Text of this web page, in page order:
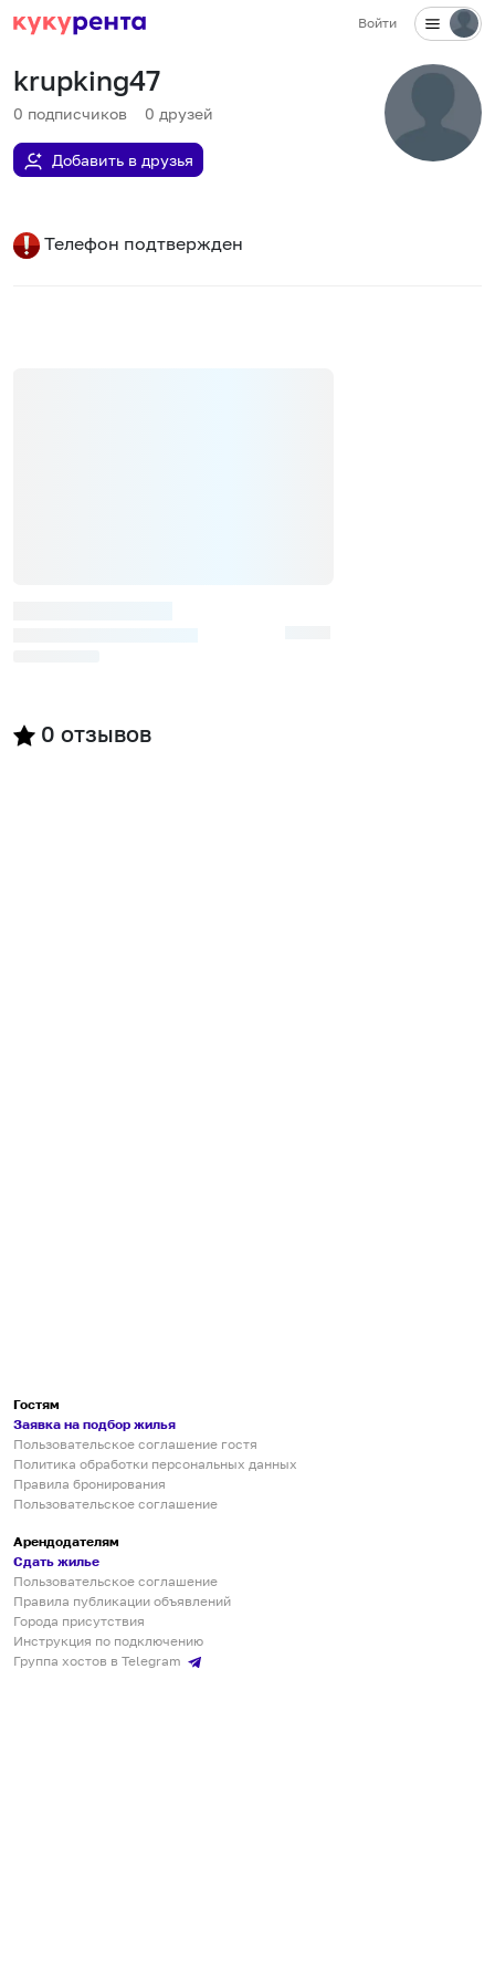
Войти
krupking47
0 подписчиков 0 друзей
Добавить в друзья
Телефон подтвержден
0 отзывов
Гостям
Заявка на подбор жилья
Пользовательское соглашение гостя
Политика обработки персональных данных
Правила бронирования
Пользовательское соглашение
Арендодателям
Сдать жилье
Пользовательское соглашение
Правила публикации объявлений
Города присутствия
Инструкция по подключению
Группа хостов в Telegram